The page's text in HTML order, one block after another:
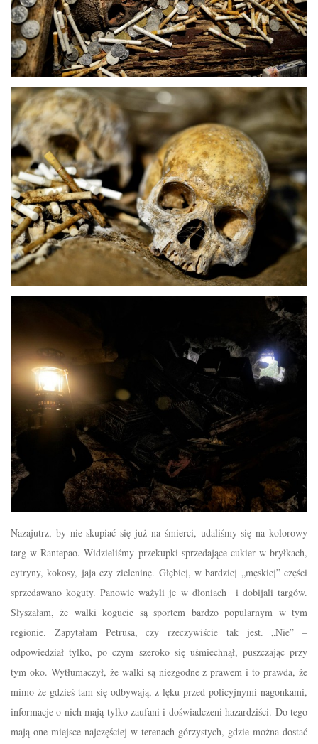
Nazajutrz, by nie skupiać się już na śmierci, udaliśmy się na kolorowy
targ w Rantepao. Widzieliśmy przekupki sprzedające cukier w bryłkach,
cytryny, kokosy, jaja czy zieleninę. Głębiej, w bardziej „męskiej” części
sprzedawano koguty. Panowie ważyli je w dłoniach i dobijali targów.
Słyszałam, że walki kogucie są sportem bardzo popularnym w tym
regionie. Zapytałam Petrusa, czy rzeczywiście tak jest. „Nie” –
odpowiedział tylko, po czym szeroko się uśmiechnął, puszczając przy
tym oko. Wytłumaczył, że walki są niezgodne z prawem i to prawda, że
mimo że gdzieś tam się odbywają, z lęku przed policyjnymi nagonkami,
informacje o nich mają tylko zaufani i doświadczeni hazardziści. Do tego
mają one miejsce najczęściej w terenach górzystych, gdzie można dostać